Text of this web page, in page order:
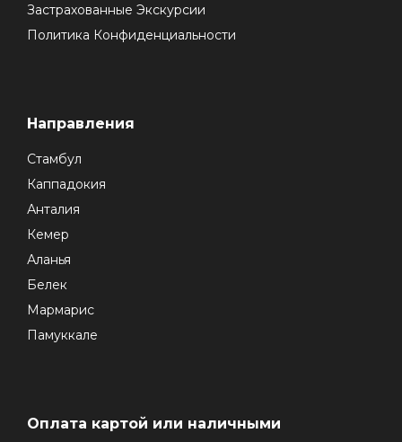
Застрахованные Экскурсии
Политика Конфиденциальности
Направления
Стамбул
Каппадокия
Анталия
Кемер
Аланья
Белек
Мармарис
Памуккале
Оплата картой или наличными